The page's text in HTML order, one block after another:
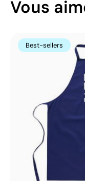
Vous
Best-sellers